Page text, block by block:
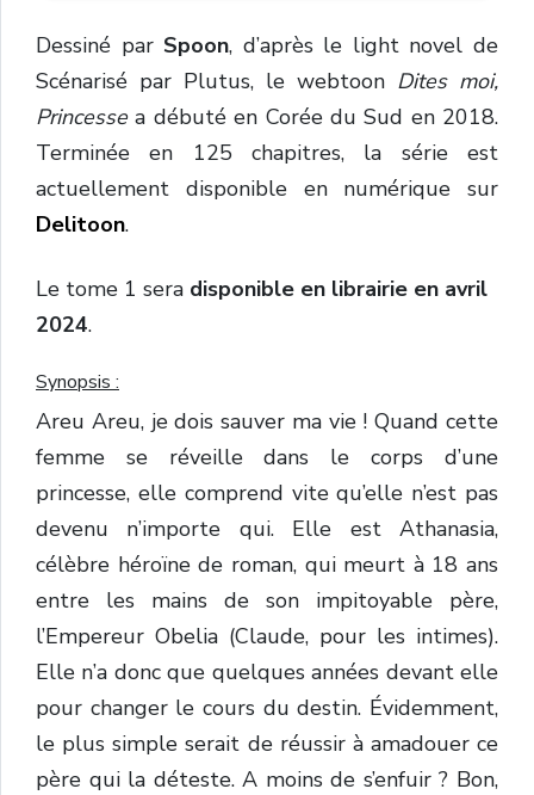
Dessiné par Spoon, d’après le light novel de
Scénarisé par Plutus, le webtoon Dites moi,
Princessea débuté en Corée du Sud en 2018.
Terminée en 125 chapitres, la série est
actuellement disponible en numérique sur
Delitoon.
Le tome 1 sera disponible en librairie en avril
2024.
Synopsis :
Areu Areu, je dois sauver ma vie ! Quand cette
femme se réveille dans le corps d’une
princesse, elle comprend vite qu’elle n’est pas
devenu n’importe qui. Elle est Athanasia,
célèbre héroïne de roman, qui meurt à 18 ans
entre les mains de son impitoyable père,
l’Empereur Obelia (Claude, pour les intimes).
Elle n’a donc que quelques années devant elle
pour changer le cours du destin. Évidemment,
le plus simple serait de réussir à amadouer ce
père qui la déteste. A moins de s’enfuir ? Bon,